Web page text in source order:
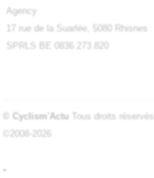
Agency
17 rue de la Suarlée, 5080 Rhisnes
SPRLS BE 0836.273.820
© Cyclism'Actu Tous droits réservés
©2008-2026
-